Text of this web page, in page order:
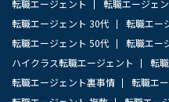
転職エージェント 転職エージェ
転職エージェント 30代
転職エー
転職エージェント 50代
転職エー
ハイクラス転職エージェント
転
転職エージェント裏事情
転職エ